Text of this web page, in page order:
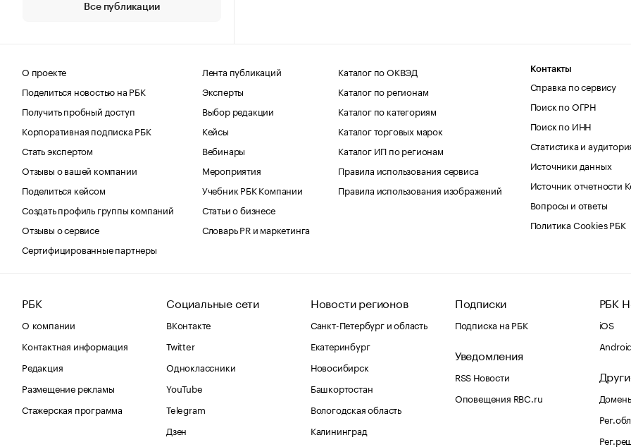
Все публикации
О проекте
Поделиться новостью на РБК
Получить пробный доступ
Корпоративная подписка РБК
Стать экспертом
Отзывы о вашей компании
Поделиться кейсом
Создать профиль группы компаний
Отзывы о сервисе
Сертифицированные партнеры
Лента публикаций
Эксперты
Выбор редакции
Кейсы
Вебинары
Мероприятия
Учебник РБК Компании
Статьи о бизнесе
Словарь PR и маркетинга
Каталог по ОКВЭД
Каталог по регионам
Каталог по категориям
Каталог торговых марок
Каталог ИП по регионам
Правила использования сервиса
Правила использования изображений
Контакты
Справка по сервису
Поиск по ОГРН
Поиск по ИНН
Статистика и
Источники данных
Источник отчетности
Вопросы и ответы
Политика Cookies РБК
РБК
О компании
Контактная информация
Редакция
Размещение рекламы
Стажерская программа
Социальные сети
ВКонтакте
Twitter
Одноклассники
YouTube
Telegram
Дзен
Новости регионов
Санкт-Петербург и область
Екатеринбург
Новосибирск
Башкортостан
Вологодская область
Калининград
Подписки
Подписка на РБК
Уведомления
RSS Новости
Оповещения RBC.ru
РБК
iOS